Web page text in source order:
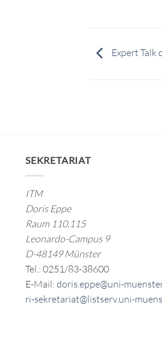
Expert Talk
SEKRETARIAT
ITM
Doris Eppe
Raum 110.115
Leonardo-Campus 9
D-48149 Münster
Tel.: 0251/83-38600
E-Mail: doris.eppe@uni-
ri-sekretariat@listserv.uni-